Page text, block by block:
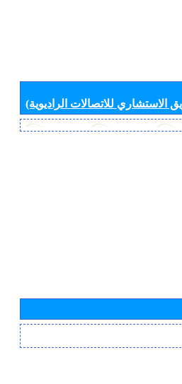
الاستشاري للاتصالات الراديوية)